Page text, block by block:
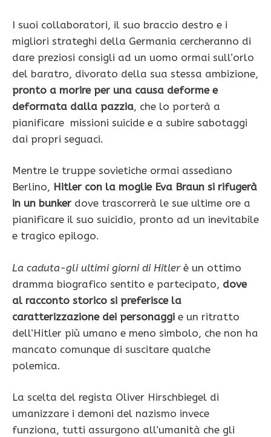
I suoi collaboratori, il suo braccio destro e i
migliori strateghi della Germania cercheranno di
dare preziosi consigli ad un uomo ormai sull’orlo
del baratro, divorato della sua stessa ambizione,
pronto a morire per una causa deforme e
deformata dalla pazzia, che lo porterà a
pianificare missioni suicide e a subire sabotaggi
dai propri seguaci.
Mentre le truppe sovietiche ormai assediano
Berlino, Hitler con la moglie Eva Braun si rifugerà
in un bunker dove trascorrerà le sue ultime ore a
pianificare il suo suicidio, pronto ad un inevitabile
e tragico epilogo.
La caduta-gli ultimi giorni di Hitlerè un ottimo
dramma biografico sentito e partecipato, dove
al racconto storico si preferisce la
caratterizzazione dei personaggi e un ritratto
dell’Hitler più umano e meno simbolo, che non ha
mancato comunque di suscitare qualche
polemica.
La scelta del regista Oliver Hirschbiegel di
umanizzare i demoni del nazismo invece
funziona, tutti assurgono all’umanità che gli